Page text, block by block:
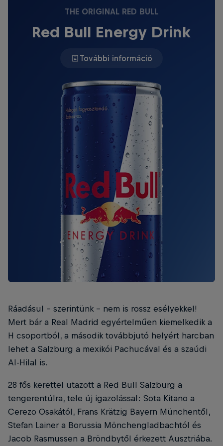
THE ORIGINAL RED BULL
Red Bull Energy Drink
További információ
Ráadásul – szerintünk – nem is rossz esélyekkel!
Mert bár a Real Madrid egyértelműen kiemelkedik a
H csoportból, a második továbbjutó helyért harcban
lehet a Salzburg a mexikói Pachucával és a szaúdi
Al-Hilal is.
28 fős kerettel utazott a Red Bull Salzburg a
tengerentúlra, tele új igazolással: Sota Kitano a
Cerezo Osakától, Frans Krätzig Bayern Münchentől,
Stefan Lainer a Borussia Mönchengladbachtól és
Jacob Rasmussen a Bröndbytől érkezett Ausztriába.